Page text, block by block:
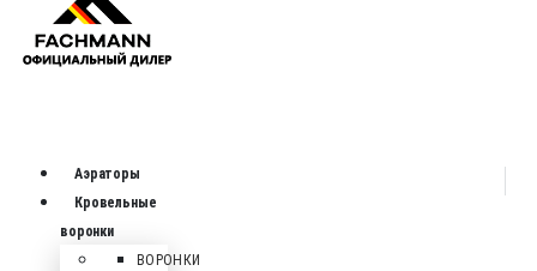
Аэраторы
Кровельные
воронки
ВОРОНКИ